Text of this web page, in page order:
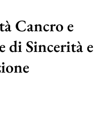
Cancro e
di Sincerità e